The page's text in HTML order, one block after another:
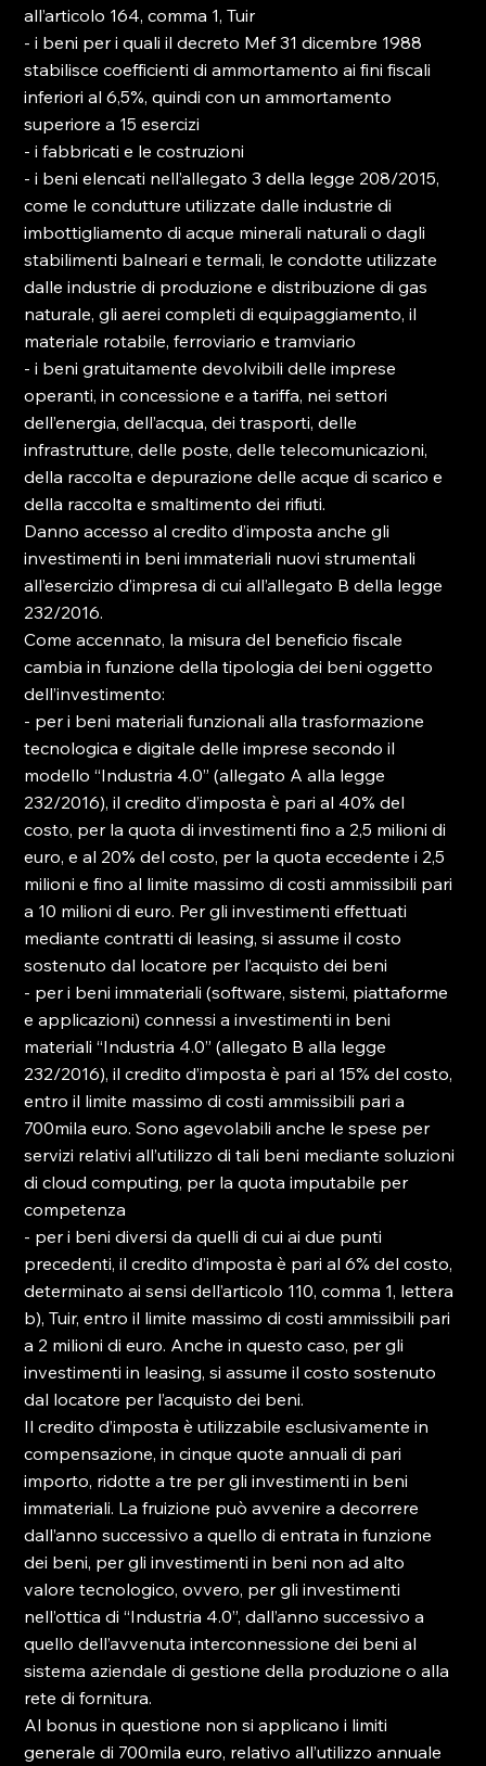
all’articolo 164, comma 1, Tuir
- i beni per i quali il decreto Mef 31 dicembre 1988
stabilisce coefficienti di ammortamento ai fini fiscali
inferiori al 6,5%, quindi con un ammortamento
superiore a 15 esercizi
- i fabbricati e le costruzioni
- i beni elencati nell’allegato 3 della legge 208/2015,
come le condutture utilizzate dalle industrie di
imbottigliamento di acque minerali naturali o dagli
stabilimenti balneari e termali, le condotte utilizzate
dalle industrie di produzione e distribuzione di gas
naturale, gli aerei completi di equipaggiamento, il
materiale rotabile, ferroviario e tramviario
- i beni gratuitamente devolvibili delle imprese
operanti, in concessione e a tariffa, nei settori
dell’energia, dell’acqua, dei trasporti, delle
infrastrutture, delle poste, delle telecomunicazioni,
della raccolta e depurazione delle acque di scarico e
della raccolta e smaltimento dei rifiuti.
Danno accesso al credito d’imposta anche gli
investimenti in beni immateriali nuovi strumentali
all’esercizio d’impresa di cui all’allegato B della legge
232/2016.
Come accennato, la misura del beneficio fiscale
cambia in funzione della tipologia dei beni oggetto
dell’investimento:
- per i beni materiali funzionali alla trasformazione
tecnologica e digitale delle imprese secondo il
modello “Industria 4.0” (allegato A alla legge
232/2016), il credito d’imposta è pari al 40% del
costo, per la quota di investimenti fino a 2,5 milioni di
euro, e al 20% del costo, per la quota eccedente i 2,5
milioni e fino al limite massimo di costi ammissibili pari
a 10 milioni di euro. Per gli investimenti effettuati
mediante contratti di leasing, si assume il costo
sostenuto dal locatore per l’acquisto dei beni
- per i beni immateriali (software, sistemi, piattaforme
e applicazioni) connessi a investimenti in beni
materiali “Industria 4.0” (allegato B alla legge
232/2016), il credito d’imposta è pari al 15% del costo,
entro il limite massimo di costi ammissibili pari a
700mila euro. Sono agevolabili anche le spese per
servizi relativi all’utilizzo di tali beni mediante soluzioni
di cloud computing, per la quota imputabile per
competenza
- per i beni diversi da quelli di cui ai due punti
precedenti, il credito d’imposta è pari al 6% del costo,
determinato ai sensi dell’articolo 110, comma 1, lettera
b), Tuir, entro il limite massimo di costi ammissibili pari
a 2 milioni di euro. Anche in questo caso, per gli
investimenti in leasing, si assume il costo sostenuto
dal locatore per l’acquisto dei beni.
Il credito d’imposta è utilizzabile esclusivamente in
compensazione, in cinque quote annuali di pari
importo, ridotte a tre per gli investimenti in beni
immateriali. La fruizione può avvenire a decorrere
dall’anno successivo a quello di entrata in funzione
dei beni, per gli investimenti in beni non ad alto
valore tecnologico, ovvero, per gli investimenti
nell’ottica di “Industria 4.0”, dall’anno successivo a
quello dell’avvenuta interconnessione dei beni al
sistema aziendale di gestione della produzione o alla
rete di fornitura.
Al bonus in questione non si applicano i limiti
generale di 700mila euro, relativo all’utilizzo annuale